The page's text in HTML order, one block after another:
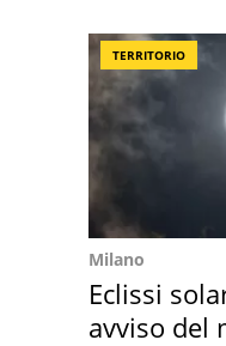
TERRITORIO
Milano
Eclissi
avviso del